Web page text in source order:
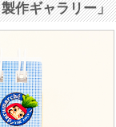
作ギャラリー」